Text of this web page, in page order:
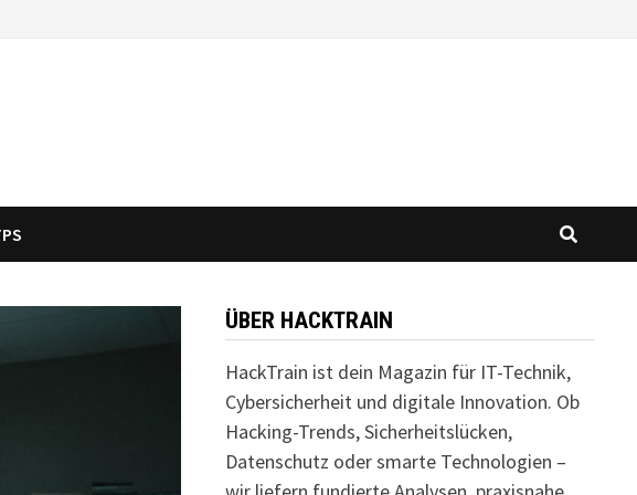
ÜBER HACKTRAIN
HackTrain ist dein Magazin für IT-Technik,
Cybersicherheit und digitale Innovation. Ob
Hacking-Trends, Sicherheitslücken,
Datenschutz oder smarte Technologien –